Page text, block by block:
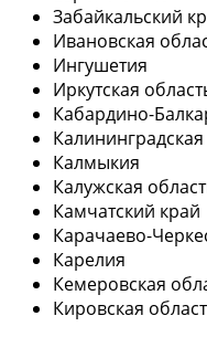
Забайкальский
Ивановская
Ингушетия
Иркутская
Кабардино-
Калмыкия
Калужская
Камчатский край
Карачаево-
Карелия
Кемеровская
Кировская